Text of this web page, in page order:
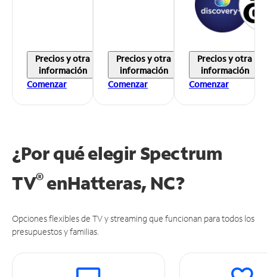
Precios y otra
información
Comenzar
Precios y otra
información
Comenzar
Precios y otra
información
Comenzar
¿Por qué elegir Spectrum
TV®enHatteras, NC?
Opciones flexibles de TV y streaming que funcionan para todos los
presupuestos y familias.